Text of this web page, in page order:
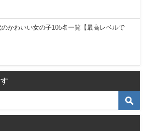
のかわいい女の子105名一覧【最高レベルで